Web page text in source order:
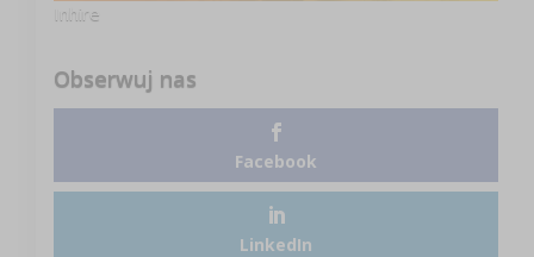
Inhire
Obserwuj nas
Facebook
LinkedIn